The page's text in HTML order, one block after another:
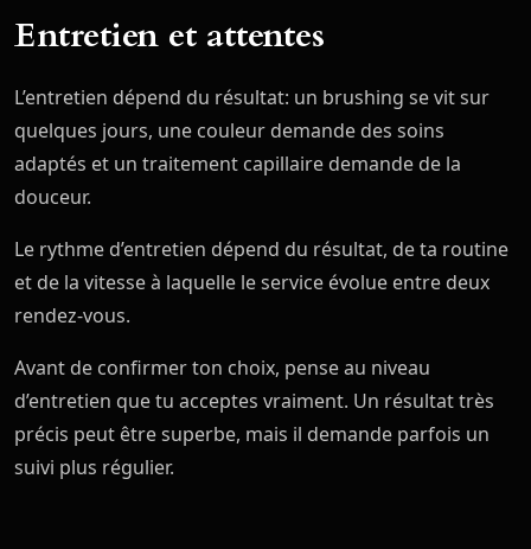
Entretien et attentes
L’entretien dépend du résultat: un brushing se vit sur
quelques jours, une couleur demande des soins
adaptés et un traitement capillaire demande de la
douceur.
Le rythme d’entretien dépend du résultat, de ta routine
et de la vitesse à laquelle le service évolue entre deux
rendez-vous.
Avant de confirmer ton choix, pense au niveau
d’entretien que tu acceptes vraiment. Un résultat très
précis peut être superbe, mais il demande parfois un
suivi plus régulier.